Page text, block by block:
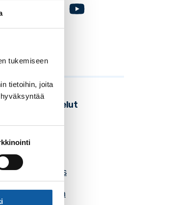
tukemiseen
tietoihin, joita
FacebookInstagram
Seudulliset palvelut
Turku
your hoods
Lounais-Suomen